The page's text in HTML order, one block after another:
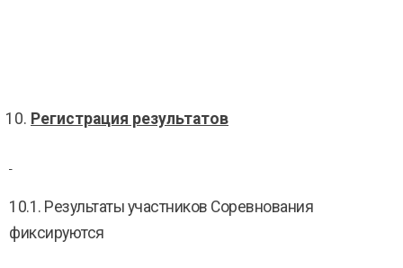
Регистрация результатов
10.1. Результаты участников Соревнования
фиксируются